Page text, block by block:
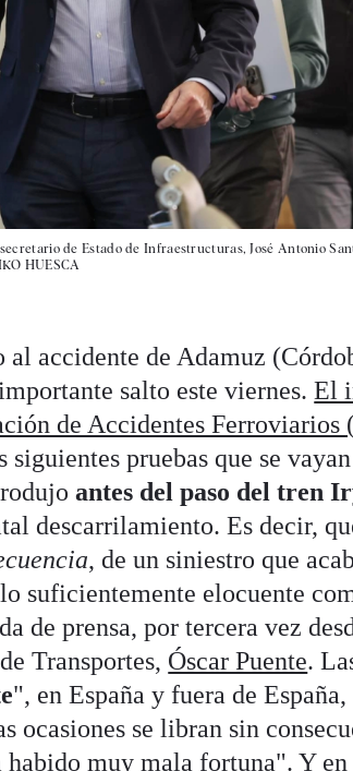
de Estado de Infraestructuras, José Antonio
HUESCA
al accidente de Adamuz
salto este viernes.El
de Accidentes Ferroviarios
siguientes pruebas que se
antes del paso del tren
descarrilamiento. Es decir,
, de un siniestro que
suficientemente elocuente
de prensa, por tercera vez
Transportes, Óscar Puente.
", en España y fuera de
ocasiones se libran sin
habido muy mala fortuna". Y en